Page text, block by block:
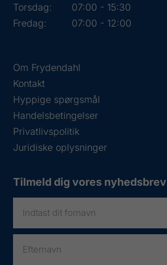
Torsdag:
07:00 - 15:30
Fredag:
07:00 - 12:00
Om Frydendahl
Kontakt
Hyppige spørgsmål
Handelsbetingelser
Privatlivspolitik
Juridiske oplysninger
Tilmeld dig vores nyhedsbrev